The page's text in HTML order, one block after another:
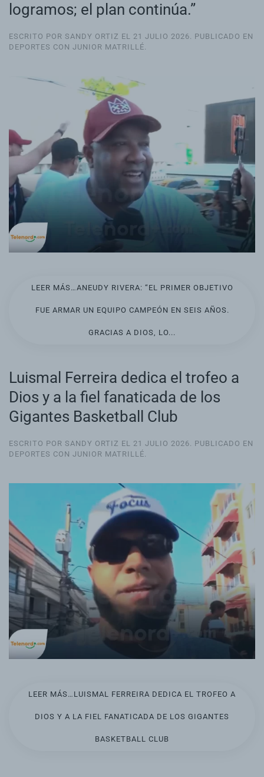
logramos; el plan continúa.”
ESCRITO POR SANDY ORTIZ EL 21 JULIO 2026. PUBLICADO EN
DEPORTES CON JUNIOR MATRILLÉ.
LEER MÁS…ANEUDY RIVERA: “EL PRIMER OBJETIVO
FUE ARMAR UN EQUIPO CAMPEÓN EN SEIS AÑOS.
GRACIAS A DIOS, LO...
Luismal Ferreira dedica el trofeo a
Dios y a la fiel fanaticada de los
Gigantes Basketball Club
ESCRITO POR SANDY ORTIZ EL 21 JULIO 2026 . PUBLICADO EN
DEPORTES CON JUNIOR MATRILLÉ
LEER MÁS…LUISMAL FERREIRA DEDICA EL TROFEO A
DIOS Y A LA FIEL FANATICADA DE LOS GIGANTES
BASKETBALL CLUB